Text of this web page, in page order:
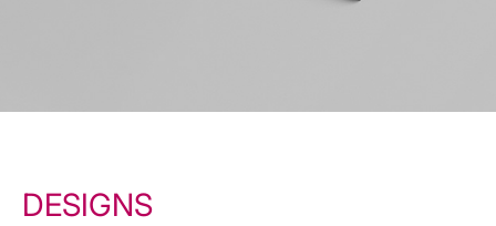
DESIGNS